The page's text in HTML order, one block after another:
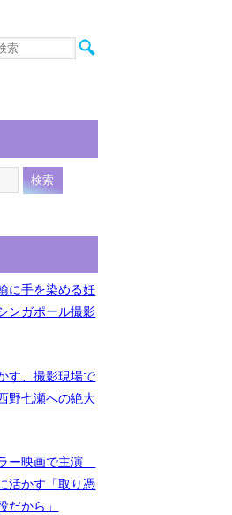
ォト
に手を染める妊
ンガポール撮影
す、撮影現場で
野七瀬への絶大
ー映画で主演
活かす「取り憑
だから」